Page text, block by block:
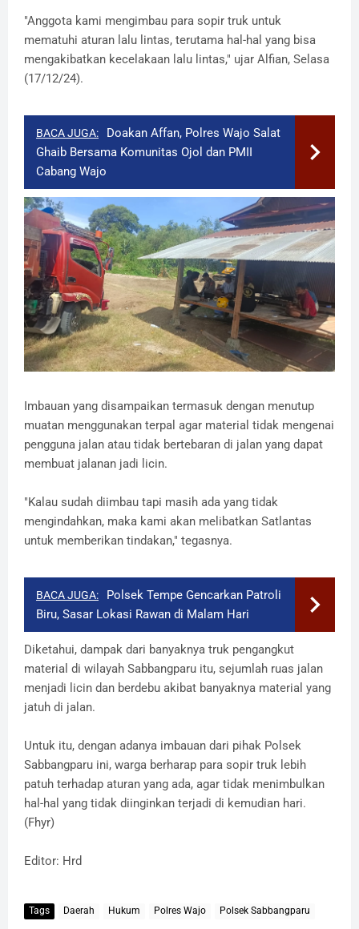
"Anggota kami mengimbau para sopir truk untuk
mematuhi aturan lalu lintas, terutama hal-hal yang bisa
mengakibatkan kecelakaan lalu lintas," ujar Alfian, Selasa
(17/12/24).
BACA JUGA:
Doakan Affan, Polres Wajo Salat
Ghaib Bersama Komunitas Ojol dan PMII
Cabang Wajo
Imbauan yang disampaikan termasuk dengan menutup
muatan menggunakan terpal agar material tidak mengenai
pengguna jalan atau tidak bertebaran di jalan yang dapat
membuat jalanan jadi licin.
"Kalau sudah diimbau tapi masih ada yang tidak
mengindahkan, maka kami akan melibatkan Satlantas
untuk memberikan tindakan," tegasnya.
BACA JUGA:
Polsek Tempe Gencarkan Patroli
Biru, Sasar Lokasi Rawan di Malam Hari
Diketahui, dampak dari banyaknya truk pengangkut
material di wilayah Sabbangparu itu, sejumlah ruas jalan
menjadi licin dan berdebu akibat banyaknya material yang
jatuh di jalan.
Untuk itu, dengan adanya imbauan dari pihak Polsek
Sabbangparu ini, warga berharap para sopir truk lebih
patuh terhadap aturan yang ada, agar tidak menimbulkan
hal-hal yang tidak diinginkan terjadi di kemudian hari.
(Fhyr)
Editor: Hrd
Tags Daerah Hukum Polres Wajo Polsek Sabbangparu